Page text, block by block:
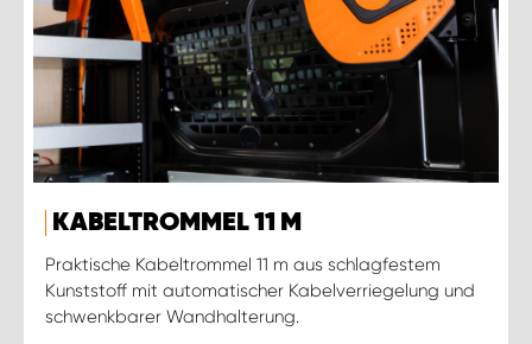
KABELTROMMEL 11 M
Praktische Kabeltrommel 11 m aus schlagfestem
Kunststoff mit automatischer Kabelverriegelung und
schwenkbarer Wandhalterung.